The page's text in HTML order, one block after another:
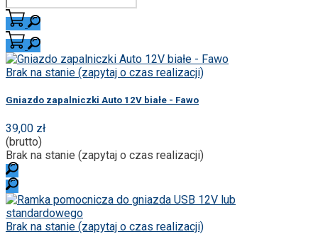
Brak na stanie (zapytaj o czas realizacji)
Gniazdo zapalniczki Auto 12V białe - Fawo
39,00 zł
(brutto)
Brak na stanie (zapytaj o czas realizacji)
Brak na stanie (zapytaj o czas realizacji)